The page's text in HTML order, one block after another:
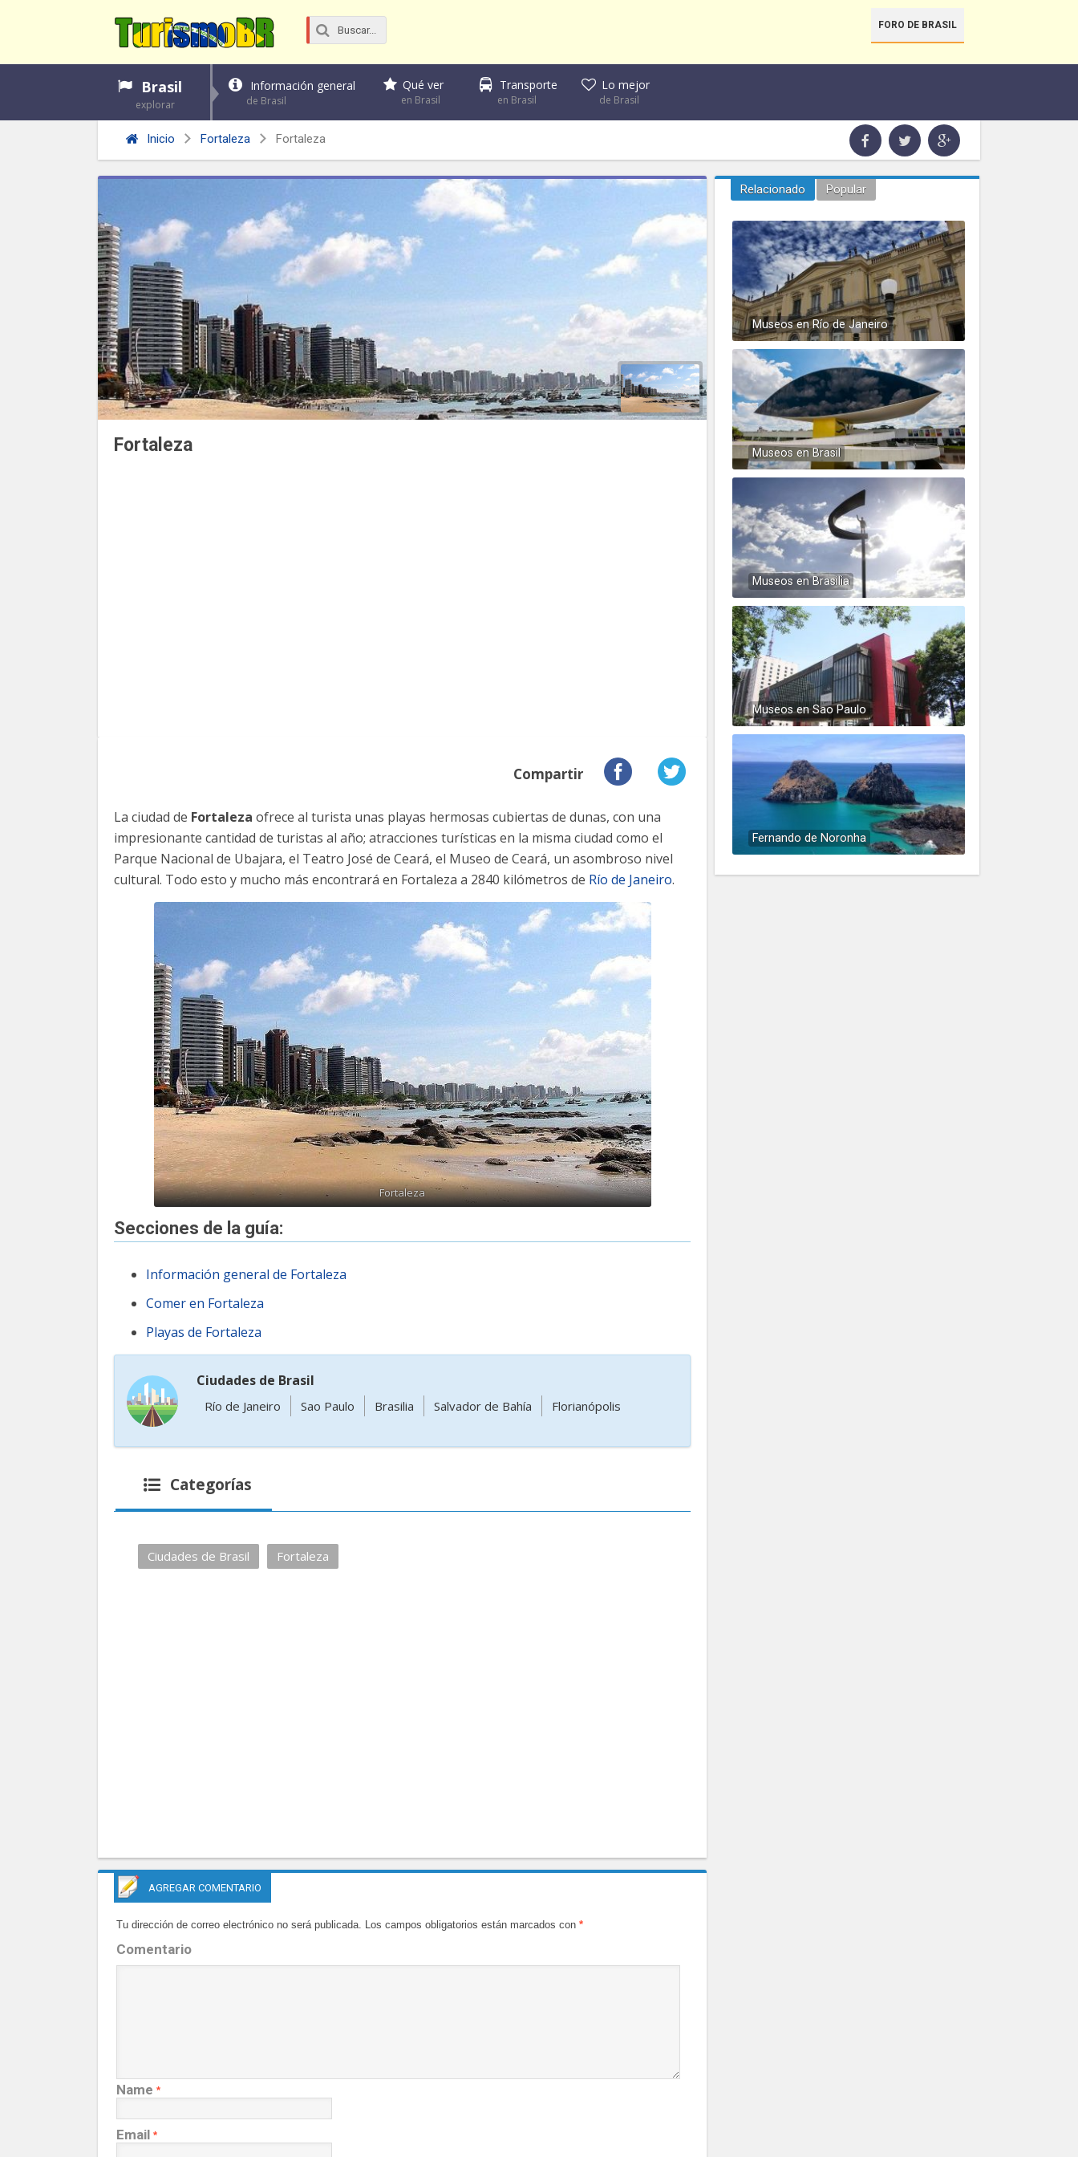
FORO DE BRASIL
Brasil
explorar
Información general
de Brasil
Qué ver
en Brasil
Transporte
en Brasil
Lo mejor
de Brasil
Inicio Fortaleza Fortaleza
Fortaleza
Compartir
La ciudad de Fortaleza ofrece al turista unas playas hermosas cubiertas de dunas, con una
impresionante cantidad de turistas al año; atracciones turísticas en la misma ciudad como el
Parque Nacional de Ubajara, el Teatro José de Ceará, el Museo de Ceará, un asombroso nivel
cultural. Todo esto y mucho más encontrará en Fortaleza a 2840 kilómetros de Río de Janeiro.
Fortaleza
Secciones de la guía:
Información general de Fortaleza
Comer en Fortaleza
Playas de Fortaleza
Ciudades de Brasil
Río de Janeiro Sao Paulo Brasilia Salvador de Bahía Florianópolis
Categorías
Ciudades de Brasil Fortaleza
AGREGAR COMENTARIO
Tu dirección de correo electrónico no será publicada. Los campos obligatorios están marcados con *
Comentario
Name *
Email *
Relacionado Popular
Museos en Río de Janeiro
Museos en Brasil
Museos en Brasilia
Museos en Sao Paulo
Fernando de Noronha